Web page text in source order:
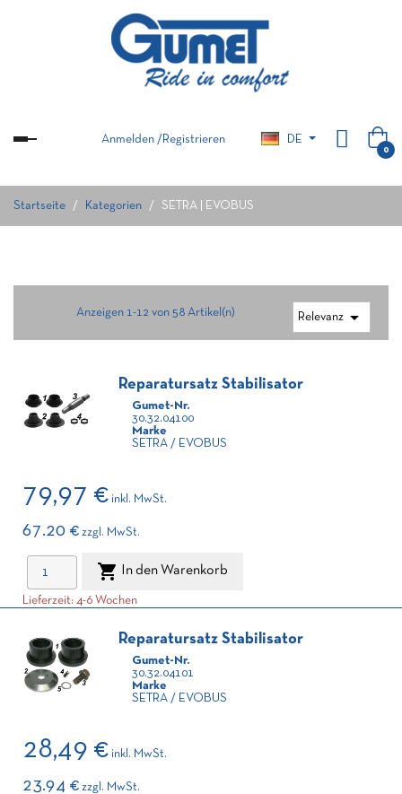
UmschaltenAnmelden / Registrieren DE
0
Startseite Kategorien SETRA | EVOBUS
Relevanz 
Anzeigen 1-12 von 58 Artikel(n)
Reparatursatz Stabilisator
Gumet-Nr.
30.32.04100
Marke
SETRA / EVOBUS
79,97 € inkl. MwSt.
67.20 € zzgl. MwSt.
 In den Warenkorb
Lieferzeit: 4-6 Wochen
Reparatursatz Stabilisator
Gumet-Nr.
30.32.04101
Marke
SETRA / EVOBUS
28,49 € inkl. MwSt.
23.94 € zzgl. MwSt.